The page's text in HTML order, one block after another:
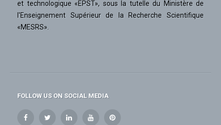
et technologique «EPST», sous la tutelle du Ministère de
l'Enseignement Supérieur de la Recherche Scientifique
«MESRS».
FOLLOW US ON SOCIAL MEDIA